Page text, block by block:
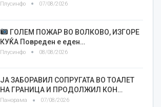
Плусинфо 07/08/2026
ГОЛЕМ ПОЖАР ВО ВОЛКОВО, ИЗГОРЕ
КУЌА Повреден е еден…
Плусинфо 08/08/2026
ЈА ЗАБОРАВИЛ СОПРУГАТА ВО ТОАЛЕТ
НА ГРАНИЦА И ПРОДОЛЖИЛ КОН…
Панорама 07/08/2026